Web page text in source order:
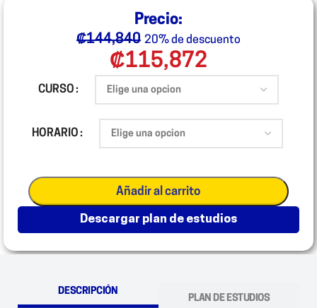
Precio:
₡144,840 20% de descuento
₡115,872
CURSO
HORARIO
Añadir al carrito
descargar plan de estudios
DESCRIPCIÓN
PLAN DE ESTUDIOS